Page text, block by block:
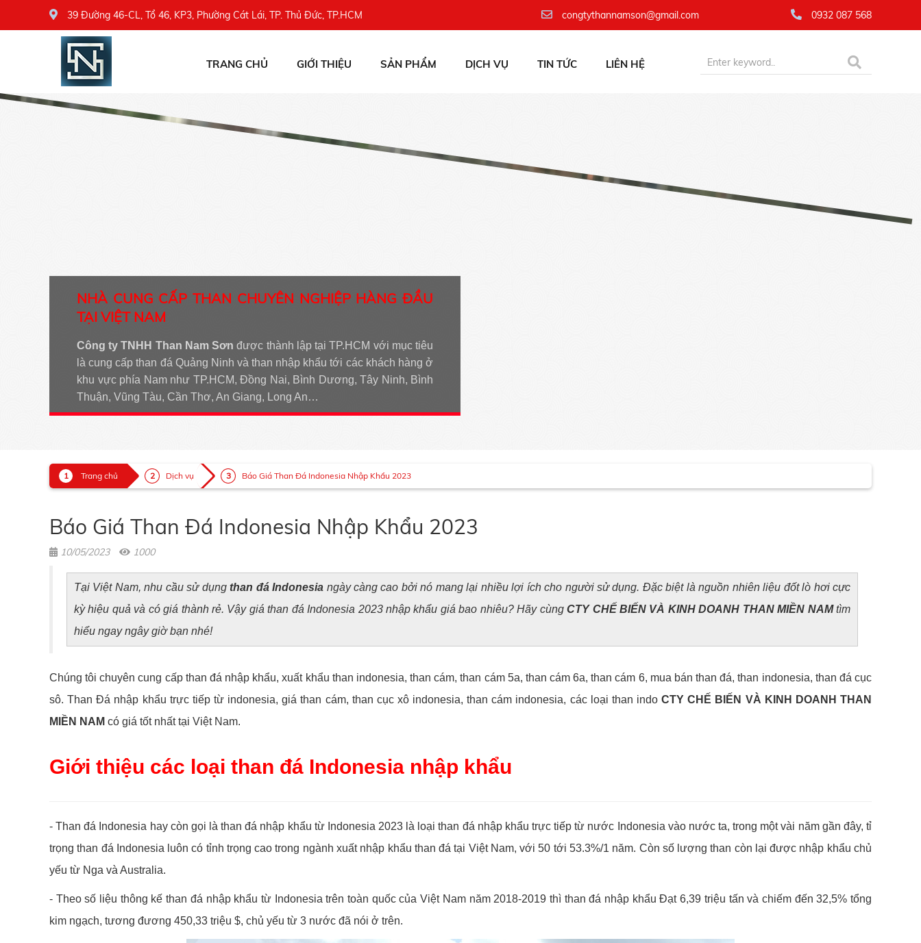
39 Đường 46-CL, Tổ 46, KP3, Phường Cát Lái, TP. Thủ Đức, TP.HCM congtythannamson@gmail.com 0932 087 568
TRANG CHỦ GIỚI THIỆU SẢN PHẨM DỊCH VỤ TIN TỨC LIÊN HỆ
NHÀ CUNG CẤP THAN CHUYÊN NGHIỆP HÀNG ĐẦU
TẠI VIỆT NAM
Công ty TNHH Than Nam Sơnđược thành lập tại TP.HCM với mục tiêu
là cung cấp than đá Quảng Ninh và than nhập khẩu tới các khách hàng ở
khu vực phía Nam như TP.HCM, Đồng Nai, Bình Dương, Tây Ninh, Bình
Thuận, Vũng Tàu, Cần Thơ, An Giang, Long An…
Trang chủ Dịch vụ Báo Giá Than Đá Indonesia Nhập Khẩu 2023
Báo Giá Than Đá Indonesia Nhập Khẩu 2023
10/05/2023 1000
Tại Việt Nam, nhu cầu sử dụngthan đá Indonesia ngày càng cao bởi nó mang lại nhiều lợi ích cho người sử dụng. Đặc biệt là nguồn nhiên liệu đốt lò hơi cực
kỳ hiệu quả và có giá thành rẻ. Vậy giá than đá Indonesia 2023 nhập khẩu giá bao nhiêu? Hãy cùngCTY CHẾ BIẾN VÀ KINH DOANH THAN MIỀN NAMtìm
hiểu ngay ngây giờ bạn nhé!
Chúng tôi chuyên cung cấp than đá nhập khẩu, xuất khẩu than indonesia, than cám, than cám 5a, than cám 6a, than cám 6, mua bán than đá, than indonesia, than đá cục
sô. Than Đá nhập khẩu trực tiếp từ indonesia, giá than cám, than cục xô indonesia, than cám indonesia, các loại than indoCTY CHẾ BIẾN VÀ KINH DOANH THAN
MIỀN NAM có giá tốt nhất tại Việt Nam.
Giới thiệu các loại than đá Indonesia nhập khẩu
- Than đá Indonesia hay còn gọi là than đá nhập khẩu từ Indonesia 2023 là loại than đá nhập khẩu trực tiếp từ nước Indonesia vào nước ta, trong một vài năm gần đây, tỉ
trọng than đá Indonesia luôn có tỉnh trọng cao trong ngành xuất nhập khẩu than đá tại Việt Nam, với 50 tới 53.3%/1 năm. Còn số lượng than còn lại được nhập khẩu chủ
yếu từ Nga và Australia.
- Theo số liệu thông kế than đá nhập khẩu từ Indonesia trên toàn quốc của Việt Nam năm 2018-2019 thì than đá nhập khẩu Đạt 6,39 triệu tấn và chiếm đến 32,5% tổng
kim ngạch, tương đương 450,33 triệu $, chủ yếu từ 3 nước đã nói ở trên.